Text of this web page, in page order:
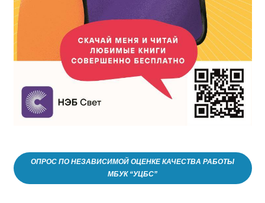
ОПРОС ПО НЕЗАВИСИМОЙ ОЦЕНКЕ КАЧЕСТВА РАБОТЫ
МБУК “УЦБС”